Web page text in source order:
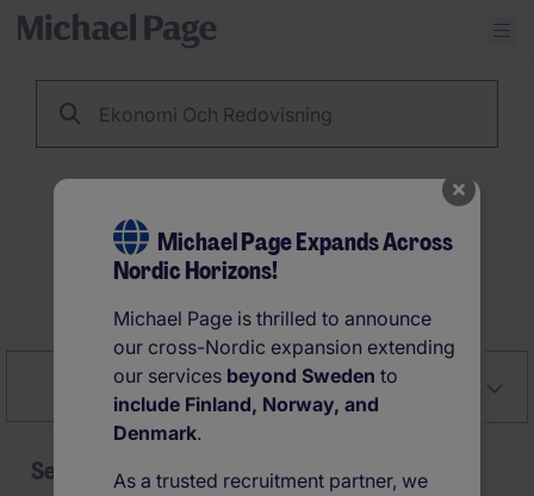
Michael Page Expands Across
Nordic Horizons!
Michael Page is thrilled to announce
our cross-Nordic expansion extending
our services beyond Sweden to
include Finland, Norway, and
Denmark.
As a trusted recruitment partner, we
Ekonomi Och Redovisning
Ekonomi Och
Redovisning jobb i
Stockholm City
Relevans
CloseFiltrera
Senior Financial Analyst